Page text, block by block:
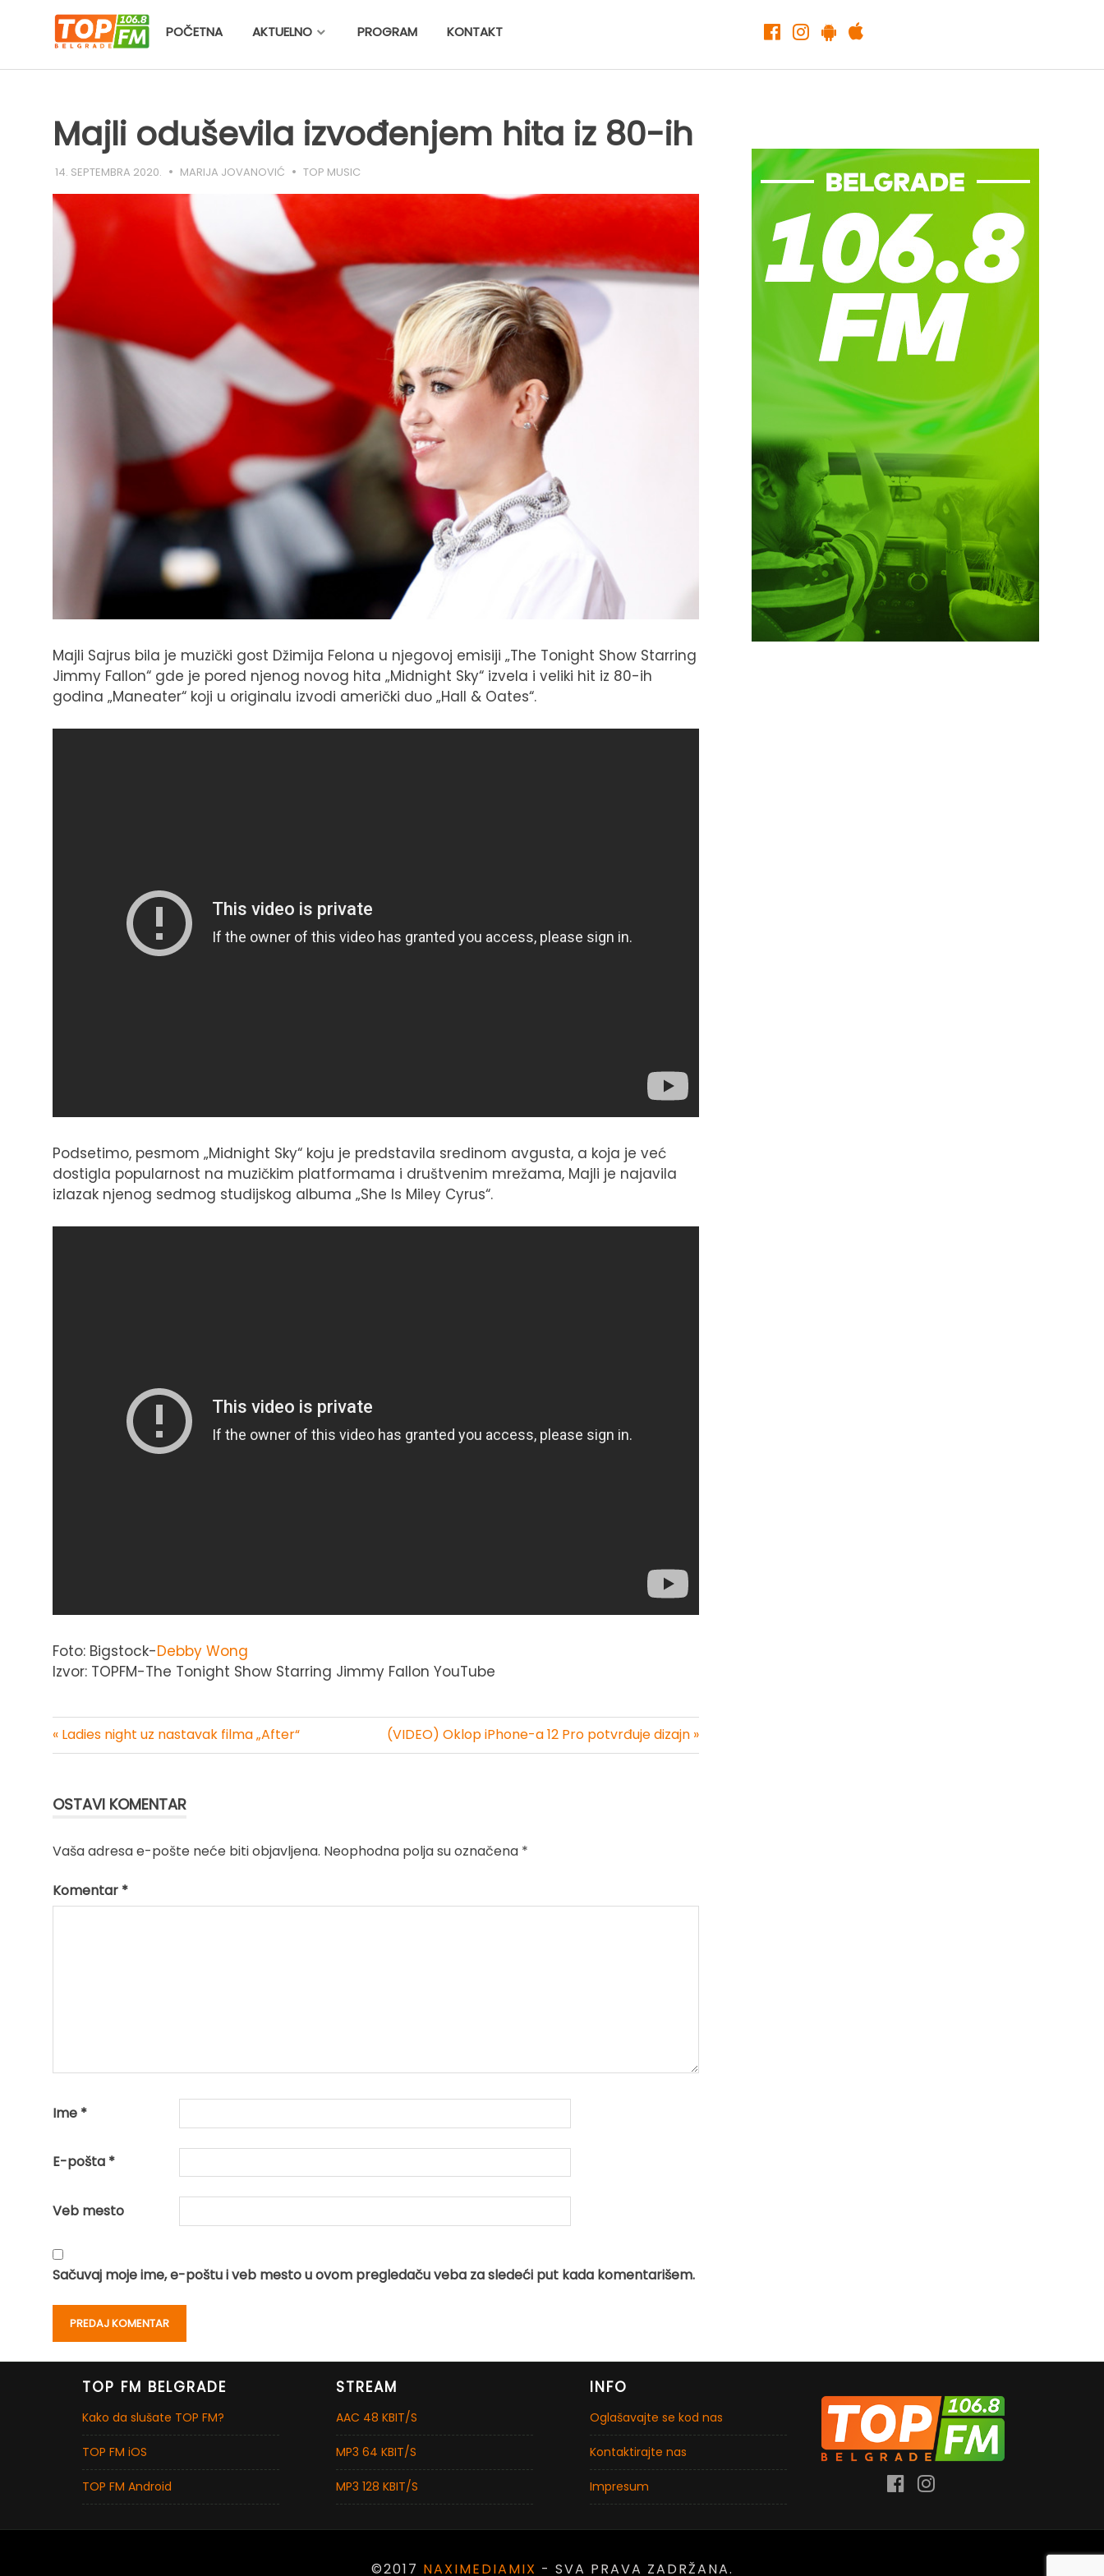
POČETNA AKTUELNO PROGRAM KONTAKT
Majli oduševila izvođenjem hita iz 80-ih
14. SEPTEMBRA 2020. MARIJA JOVANOVIĆ TOP MUSIC
Majli Sajrus bila je muzički gost Džimija Felona u njegovoj emisiji „The Tonight Show Starring
Jimmy Fallon“ gde je pored njenog novog hita „Midnight Sky“ izvela i veliki hit iz 80-ih
godina „Maneater“ koji u originalu izvodi američki duo „Hall & Oates“.
Podsetimo, pesmom „Midnight Sky“ koju je predstavila sredinom avgusta, a koja je već
dostigla popularnost na muzičkim platformama i društvenim mrežama, Majli je najavila
izlazak njenog sedmog studijskog albuma „She Is Miley Cyrus“.
Foto: Bigstock-Debby Wong
Izvor: TOPFM-The Tonight Show Starring Jimmy Fallon YouTube
Kretanje
« Ladies night uz nastavak filma „After“ (VIDEO) Oklop iPhone-a 12 Pro potvrđuje dizajn »
OSTAVI KOMENTAR
Vaša adresa e-pošte neće biti objavljena. Neophodna polja su označena *
Komentar *
Ime *
E-pošta *
Veb mesto
Sačuvaj moje ime, e-poštu i veb mesto u ovom pregledaču veba za sledeći put kada komentarišem.
TOP FM BELGRADE
Kako da slušate TOP FM?
TOP FM iOS
TOP FM Android
STREAM
AAC 48 KBIT/S
MP3 64 KBIT/S
MP3 128 KBIT/S
INFO
Oglašavajte se kod nas
Kontaktirajte nas
Impresum
©2017 NAXIMEDIAMIX - SVA PRAVA ZADRŽANA.